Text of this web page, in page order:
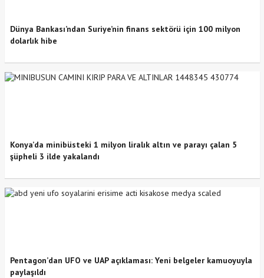
Dünya Bankası’ndan Suriye’nin finans sektörü için 100 milyon
dolarlık hibe
Konya’da minibüsteki 1 milyon liralık altın ve parayı çalan 5
şüpheli 3 ilde yakalandı
Pentagon’dan UFO ve UAP açıklaması: Yeni belgeler kamuoyuyla
paylaşıldı